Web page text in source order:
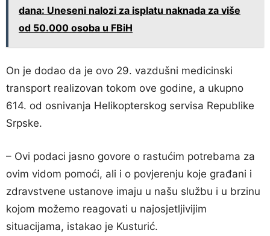
dana: Uneseni nalozi za isplatu naknada za više
od 50.000 osoba u FBiH
On je dodao da je ovo 29. vazdušni medicinski
transport realizovan tokom ove godine, a ukupno
614. od osnivanja Helikopterskog servisa Republike
Srpske.
– Ovi podaci jasno govore o rastućim potrebama za
ovim vidom pomoći, ali i o povjerenju koje građani i
zdravstvene ustanove imaju u našu službu i u brzinu
kojom možemo reagovati u najosjetljivijim
situacijama, istakao je Kusturić.